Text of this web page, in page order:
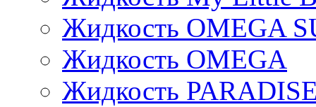
Жидкость OMEGA
Жидкость OMEGA
Жидкость